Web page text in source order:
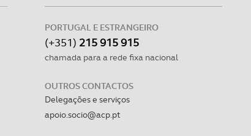
PORTUGAL E ESTRANGEIRO
(+351) 215 915 915
chamada para a rede fixa nacional
OUTROS CONTACTOS
Delegações e serviços
apoio.socio@acp.pt